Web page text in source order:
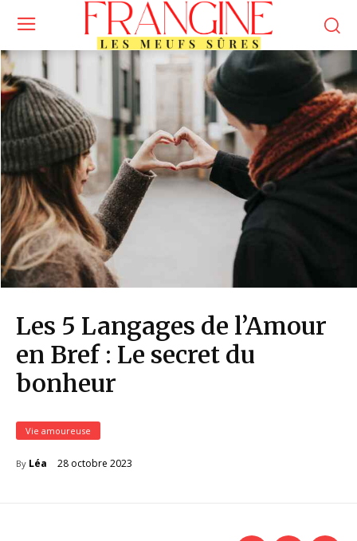
Les 5 Langages de l’Amour
en Bref : Le secret du
bonheur
Vie amoureuse
By Léa 28 octobre 2023